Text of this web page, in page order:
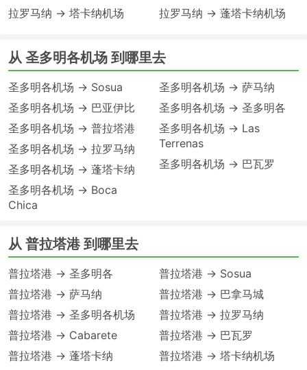
拉罗马纳 → 塔卡纳机场
拉罗马纳 → 蓬塔卡纳机场
从 圣多明各机场 到哪里去
圣多明各机场 → Sosua
圣多明各机场 → 巴亚伊比
圣多明各机场 → 普拉塔港
圣多明各机场 → 拉罗马纳
圣多明各机场 → 蓬塔卡纳
圣多明各机场 → Boca
Chica
圣多明各机场 → 萨马纳
圣多明各机场 → 圣多明各
圣多明各机场 → Las
Terrenas
圣多明各机场 → 巴瓦罗
从 普拉塔港 到哪里去
普拉塔港 → 圣多明各
普拉塔港 → 萨马纳
普拉塔港 → 圣多明各机场
普拉塔港 → Cabarete
普拉塔港 → 蓬塔卡纳
普拉塔港 → Sosua
普拉塔港 → 巴拿马城
普拉塔港 → 拉罗马纳
普拉塔港 → 巴瓦罗
普拉塔港 → 塔卡纳机场